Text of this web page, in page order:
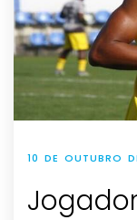
10 DE OUTUBRO